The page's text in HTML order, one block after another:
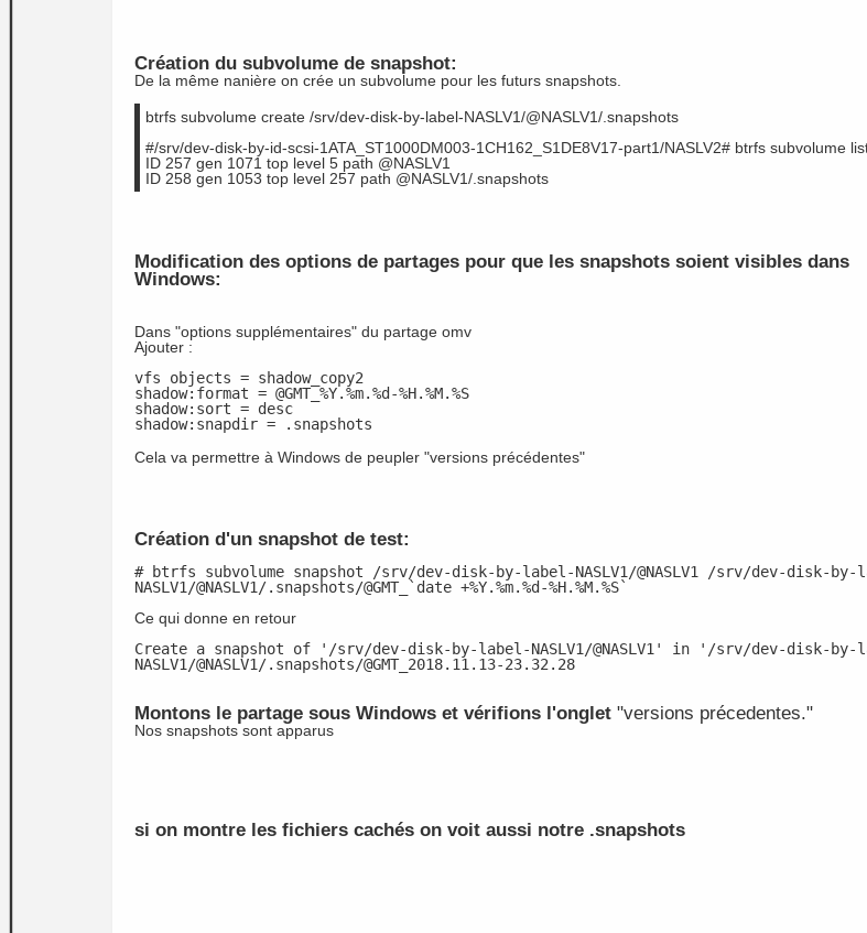
Création du subvolume de snapshot:
De la même nanière on crée un subvolume pour les futurs snapshots.
btrfs subvolume create /srv/dev-disk-by-label-NASLV1/@NASLV1/.snapshots
#/srv/dev-disk-by-id-scsi-1ATA_ST1000DM003-1CH162_S1DE8V17-part1/NASLV2# btrfs subvolume
ID 257 gen 1071 top level 5 path @NASLV1
ID 258 gen 1053 top level 257 path @NASLV1/.snapshots
Modification des options de partages pour que les snapshots soient visibles dans
Windows:
Dans "options supplémentaires" du partage omv
Ajouter :
vfs objects = shadow_copy2
shadow:format = @GMT_%Y.%m.%d-%H.%M.%S
shadow:sort = desc
shadow:snapdir = .snapshots
Cela va permettre à Windows de peupler "versions précédentes"
Création d'un snapshot de test:
# btrfs subvolume snapshot /srv/dev-disk-by-label-NASLV1/@NASLV1 /srv/dev-disk-by-
NASLV1/@NASLV1/.snapshots/@GMT_`date +%Y.%m.%d-%H.%M.%S`
Ce qui donne en retour
Create a snapshot of '/srv/dev-disk-by-label-NASLV1/@NASLV1' in '/srv/dev-disk-by-
NASLV1/@NASLV1/.snapshots/@GMT_2018.11.13-23.32.28
Montons le partage sous Windows et vérifions l'onglet "versions précedentes."
Nos snapshots sont apparus
si on montre les fichiers cachés on voit aussi notre .snapshots